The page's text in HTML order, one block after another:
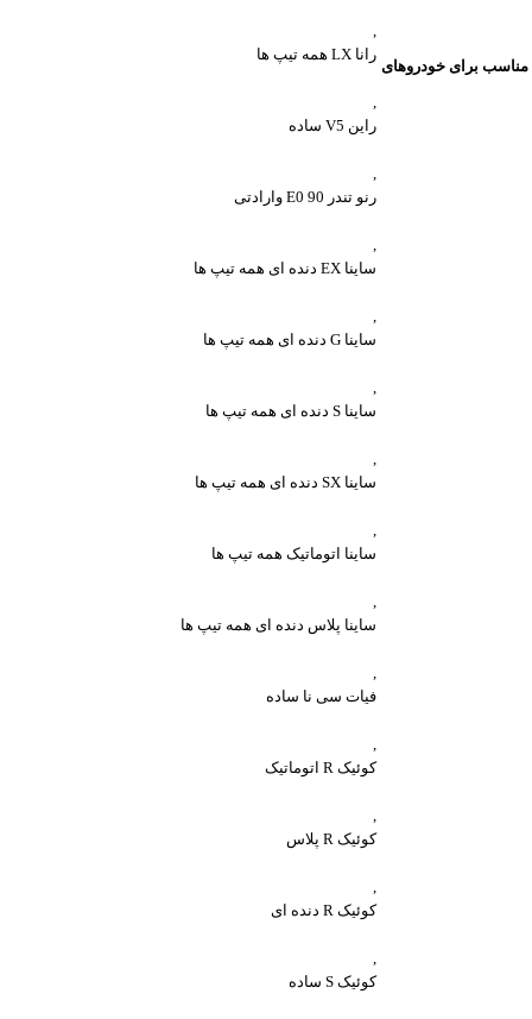
مناسب برای خودروهای
,
رانا LX همه تیپ ها
,
راین V5 ساده
,
رنو تندر 90 E0 وارادتی
,
ساینا EX دنده ای همه تیپ ها
,
ساینا G دنده ای همه تیپ ها
,
ساینا S دنده ای همه تیپ ها
,
ساینا SX دنده ای همه تیپ ها
,
ساینا اتوماتیک همه تیپ ها
,
ساینا پلاس دنده ای همه تیپ ها
,
فیات سی نا ساده
,
کوئیک R اتوماتیک
,
کوئیک R پلاس
,
کوئیک R دنده ای
,
کوئیک S ساده